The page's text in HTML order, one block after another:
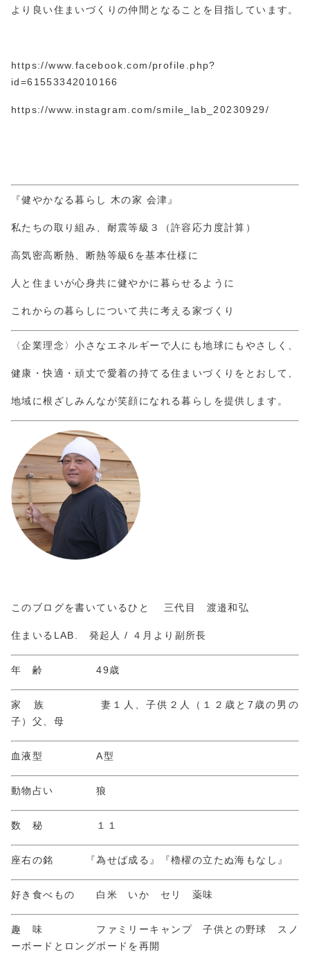
より良い住まいづくりの仲間となることを目指しています。
https://www.facebook.com/profile.php?
id=61553342010166
https://www.instagram.com/smile_lab_20230929/
『健やかなる暮らし 木の家 会津』
私たちの取り組み、耐震等級３（許容応力度計算）
高気密高断熱、断熱等級6を基本仕様に
人と住まいが心身共に健やかに暮らせるように
これからの暮らしについて共に考える家づくり
〈企業理念〉小さなエネルギーで人にも地球にもやさしく、
健康・快適・頑丈で愛着の持てる住まいづくりをとおして、
地域に根ざしみんなが笑顔になれる暮らしを提供します。
このブログを書いているひと 三代目 渡邉和弘
住まいるLAB. 発起人 / ４月より副所長
年 齢 49歳
家 族 妻１人、子供２人（１２歳と7歳の男の
子）父、母
血液型 A型
動物占い 狼
数 秘 １１
座右の銘 『為せば成る』『櫓櫂の立たぬ海もなし』
好き食べもの 白米 いか セリ 薬味
趣 味 ファミリーキャンプ 子供との野球 スノ
ーボードとロングボードを再開